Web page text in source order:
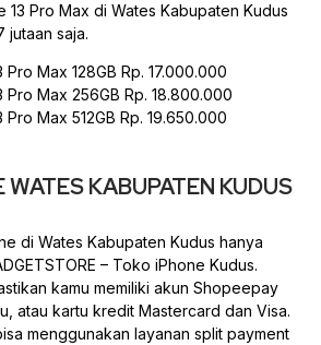
13 Pro Max di Wates Kabupaten Kudus
jutaan saja.
Pro Max 128GB Rp. 17.000.000
Pro Max 256GB Rp. 18.800.000
Pro Max 512GB Rp. 19.650.000
WATES KABUPATEN KUDUS
di Wates Kabupaten Kudus hanya
– Toko iPhone Kudus.
kamu memiliki akun Shopeepay
atau kartu kredit Mastercard dan Visa.
menggunakan layanan split payment